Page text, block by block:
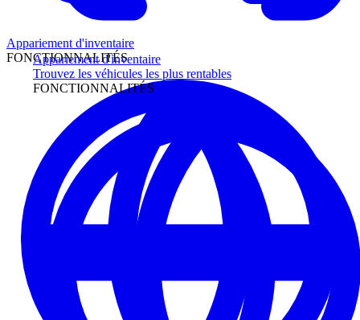
Appariement d'inventaire
Trouvez les véhicules les plus rentables
FONCTIONNALITÉS
Appariement d'inventaire
FONCTIONNALITÉS